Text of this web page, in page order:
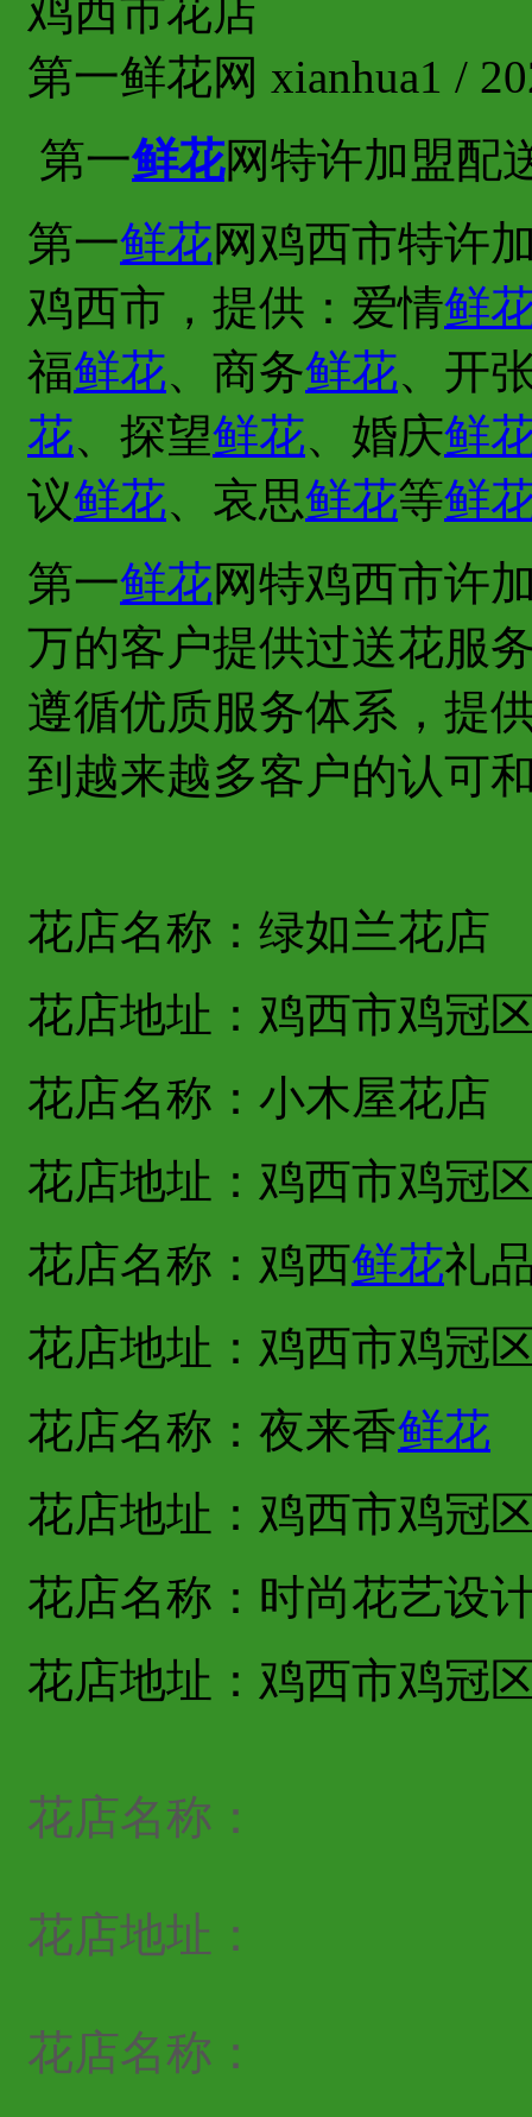
鸡西市花店
第一鲜花网 xianhua1 /
第一鲜花网特许加盟
第一鲜花网鸡西市特许
鸡西市，提供：爱情鲜
福鲜花、商务鲜花、开
花、探望鲜花、婚庆鲜
议鲜花、哀思鲜花等鲜
第一鲜花网特鸡西市许
万的客户提供过送花服
遵循优质服务体系，提
到越来越多客户的认可
花店名称：绿如兰花店
花店地址：鸡西市鸡冠
花店名称：小木屋花店
花店地址：鸡西市鸡冠
花店名称：鸡西鲜花礼
花店地址：鸡西市鸡冠
花店名称：夜来香鲜花
花店地址：鸡西市鸡冠
花店名称：时尚花艺设
花店地址：鸡西市鸡冠
花店名称：
花店地址：
花店名称：